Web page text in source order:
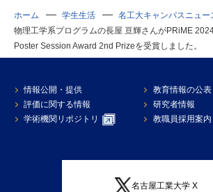
ホーム 学生生活 名工大キャンパスニュー
物理工学系プログラムの長屋 亘輝さんがPRiME
Poster Session Award 2nd Prizeを受賞しました。
情報公開・提供
教育情報の公表
評価に関する情報
研究者情報
学術機関リポジトリ
教職員採用案内
名古屋工業大学 X